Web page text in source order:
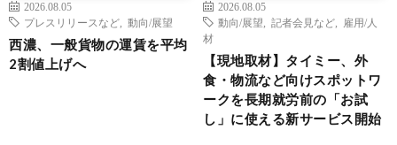
2026.08.05
プレスリリースなど
動向/展望
西濃、一般貨物の運賃を平均
2割値上げへ
2026.08.05
動向/展望
記者会見など
雇用/人
材
【現地取材】タイミー、外
食・物流など向けスポットワ
ークを長期就労前の「お試
し」に使える新サービス開始